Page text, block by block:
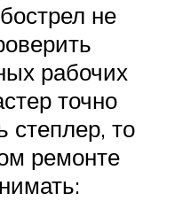
не
рабочих
точно
степлер, то
ремонте